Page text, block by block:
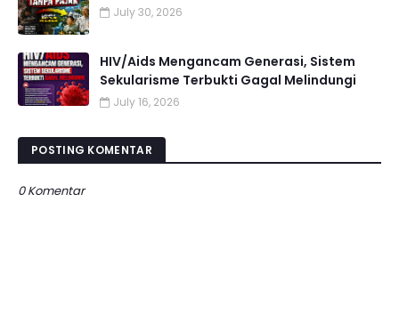
July 30, 2026
HIV/Aids Mengancam Generasi, Sistem
Sekularisme Terbukti Gagal Melindungi
July 16, 2026
POSTING KOMENTAR
0 Komentar